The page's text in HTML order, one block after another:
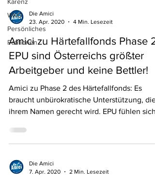
WKO
Persönliches
Petitionen
Die Amici
23. Apr. 2020
4 Min. Lesezeit
Amici zu Härtefallfonds Phase 2:
EPU sind Österreichs größter
Arbeitgeber und keine Bettler!
Amici zu Phase 2 des Härtefallfonds: Es
braucht unbürokratische Unterstützung, die
ihrem Namen gerecht wird. EPU fühlen sich
Die Amici
7. Apr. 2020
2 Min. Lesezeit